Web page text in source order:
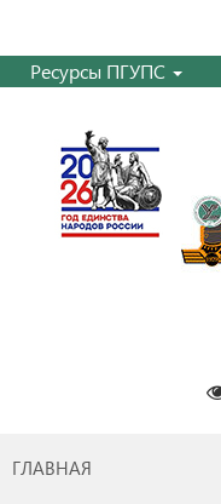
Ресурсы ПГУПС
ГЛАВНАЯ